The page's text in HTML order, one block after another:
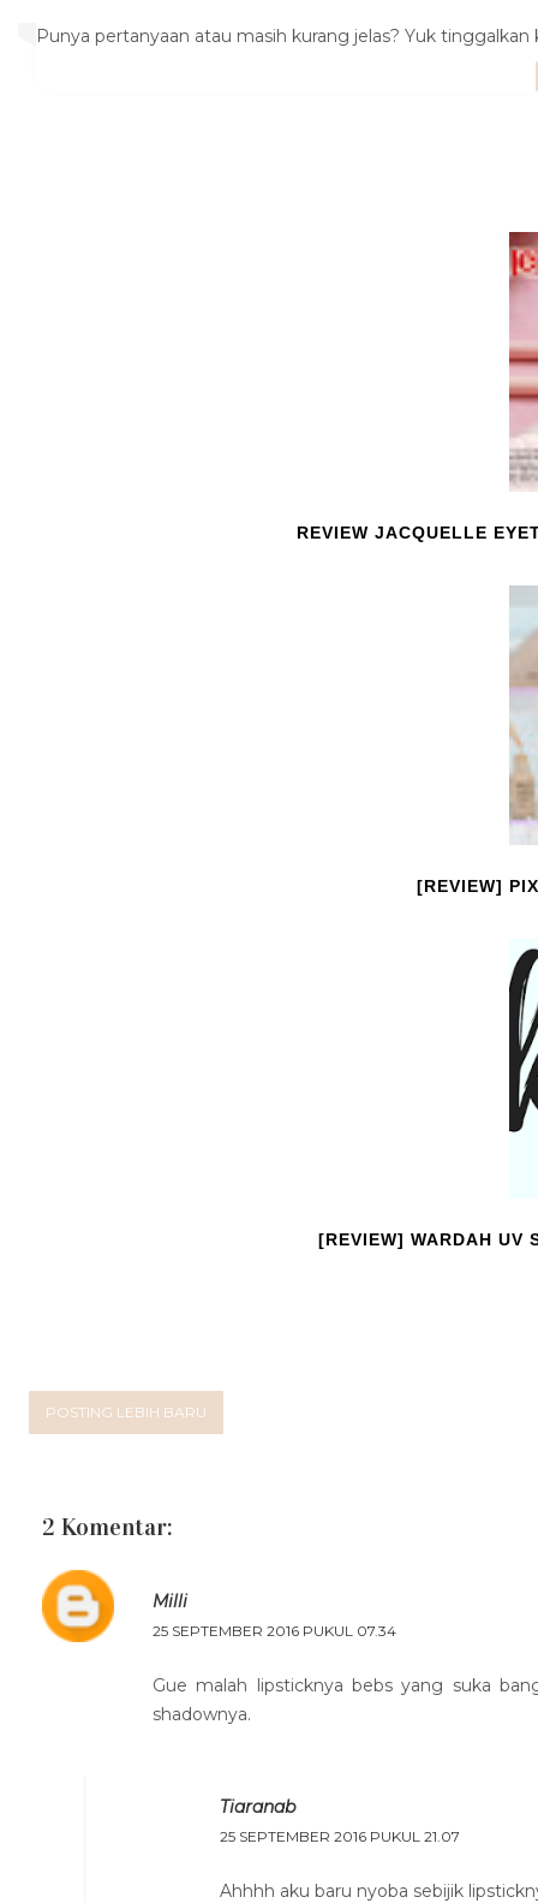
Punya pertanyaan atau masih kurang jelas? Yuk
REVIEW JACQUELLE
[REVIEW]
[REVIEW] WARDAH UV
POSTING LEBIH BARU
2 Komentar:
Milli
25 SEPTEMBER 2016 PUKUL 07.34
Gue malah lipsticknya bebs yang suka
shadownya.
Tiaranab
25 SEPTEMBER 2016 PUKUL 21.07
Ahhhh aku baru nyoba sebijik